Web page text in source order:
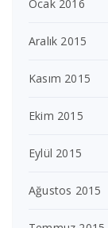
Ocak 2016
Aralık 2015
Kasım 2015
Ekim 2015
Eylül 2015
Ağustos 2015